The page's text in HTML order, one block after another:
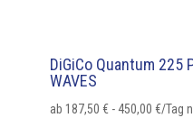
DiGiCo Quantum 225
WAVES
ab 187,50 €-450,00 €/Tag